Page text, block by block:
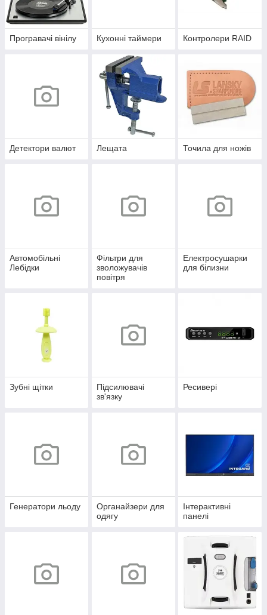
Програвачі вінілу Кухонні таймери Контролери RAID
Детектори валют Лещата Точила для ножів
Автомобільні
Лебідки
Фільтри для
зволожувачів
повітря
Електросушарки
для білизни
Зубні щітки
Підсилювачі
зв'язку
Ресивері
Генератори льоду
Органайзери для
одягу
Інтерактивні
панелі